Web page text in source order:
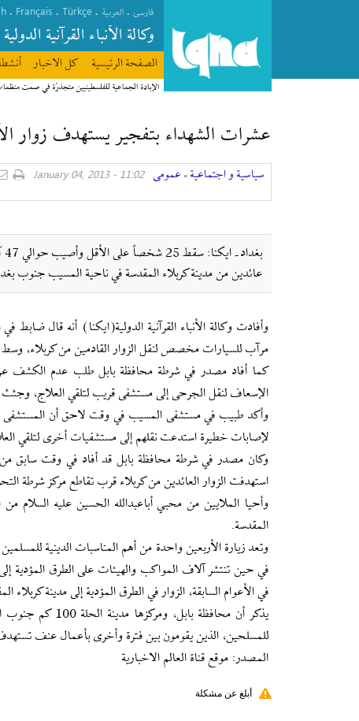
فارسی . العربیة .
Türkçe
.
Français
.
وکالة الأنباء القرآنیة الدولیة
الصفحة الرئیسیة كل الاخبار
الإبادة الجماعية للفلسطينيين متجذرّة في صمت
عشرات الشهداء بتفجير يستهدف زوار
سیاسیة و اجتماعیة » عمومی 11:02 - January 04, 2013
عائدين من مدينة كربلاء المقدسة في ناحية المسيب جنوب
مرآب للسيارات مخصص لنقل الزوار القادمين من كربلاء،
كما أفاد مصدر في شرطة محافظة بابل طلب عدم الكشف
الإسعاف لنقل الجرحى إلى مستشفى قريب لتلقي العلاج، وجثث
لإصابات خطيرة استدعت نقلهم إلى مستشفيات أخرى لتلقي
وكان مصدر في شرطة محافظة بابل قد أفاد في وقت سابق
استهدفت الزوار العائدين من كربلاء قرب تقاطع مركز شرطة
وأحيا الملايين من محبي أباعبدالله الحسين عليه السلام
المقدسة.
وتعد زيارة الأربعين واحدة من أهم المناسبات الدينية
في حين تنتشر آلاف المواكب والهيئات على الطرق المؤدية
في الأعوام السابقة، الزوار في الطرق المؤدية إلى مدينة
يذكر أن محافظة
للمسلحين، الذين يقومون بين فترة وأخرى بأعمال عنف تستهدف
المصدر: موقع قناة العالم الاخبارية
أبلغ عن مشكلة